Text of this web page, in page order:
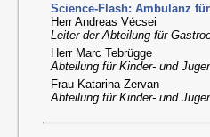
Science-Flash: Ambulanz
Herr Andreas Vécsei
Leiter der Abteilung für
Herr Marc Tebrügge
Abteilung für Kinder- und
Frau Katarina Zervan
Abteilung für Kinder- und